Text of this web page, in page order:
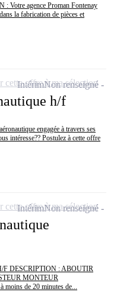
Votre agence Proman Fontenay
la fabrication de pièces et
h/f
engagée à travers ses
intéresse?? Postulez à cette offre
IntérimNon renseigné
cette offre à ma sélection
F DESCRIPTION : ABOUTIR
MONTEUR
de 20 minutes de...
IntérimNon renseigné
cette offre à ma sélection